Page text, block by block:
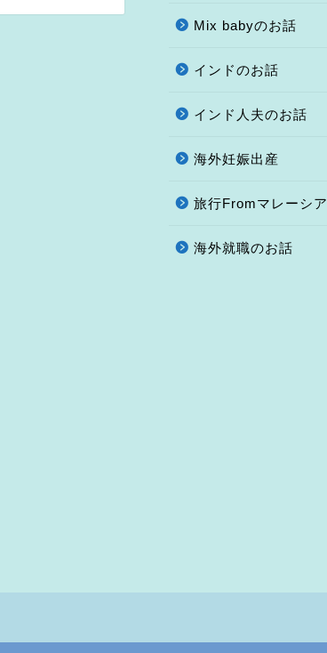
Mix babyのお話
インドのお話
インド人夫のお話
海外妊娠出産
旅行Fromマレーシア
海外就職のお話